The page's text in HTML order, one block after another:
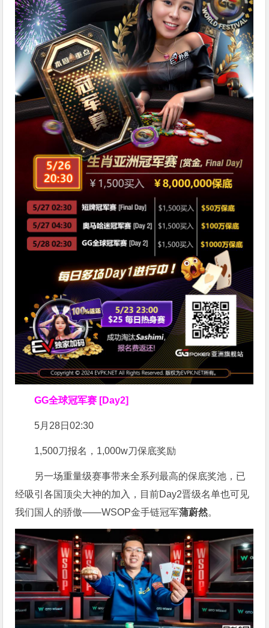
GG全球冠军赛 [Day2]
5月28日02:30
1,500刀报名，1,000w刀保底奖励
另一场重量级赛事带来全系列最高的保底奖池，已
经吸引各国顶尖大神的加入，目前Day2晋级名单也可见
我们国人的骄傲——WSOP金手链冠军蒲蔚然。